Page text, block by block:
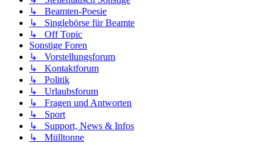
↳ Beamten-Poesie
↳ Singlebörse für Beamte
↳ Off Topic
Sonstige Foren
↳ Vorstellungsforum
↳ Kontaktforum
↳ Politik
↳ Urlaubsforum
↳ Fragen und Antworten
↳ Sport
↳ Support, News & Infos
↳ Mülltonne